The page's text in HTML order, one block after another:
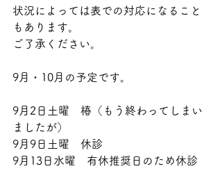
状況によっては表での対応になること
もあります。
ご了承ください。
9月・10月の予定です。
9月2日土曜　椿（もう終わってしまい
ましたが）
9月9日土曜　休診
9月13日水曜　有休推奨日のため休診